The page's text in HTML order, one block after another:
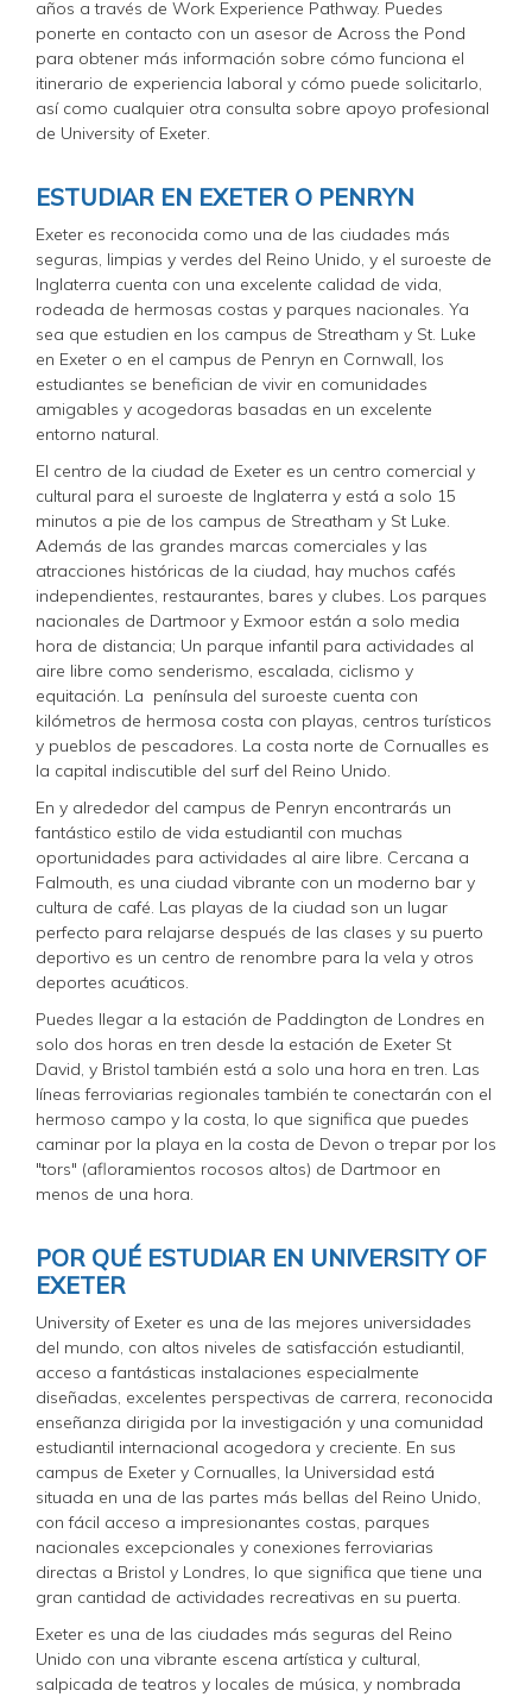
años a través de Work Experience Pathway. Puedes
ponerte en contacto con un asesor de Across the Pond
para obtener más información sobre cómo funciona el
itinerario de experiencia laboral y cómo puede solicitarlo,
así como cualquier otra consulta sobre apoyo profesional
de University of Exeter.
ESTUDIAR EN EXETER O PENRYN
Exeter es reconocida como una de las ciudades más
seguras, limpias y verdes del Reino Unido, y el suroeste de
Inglaterra cuenta con una excelente calidad de vida,
rodeada de hermosas costas y parques nacionales. Ya
sea que estudien en los campus de Streatham y St. Luke
en Exeter o en el campus de Penryn en Cornwall, los
estudiantes se benefician de vivir en comunidades
amigables y acogedoras basadas en un excelente
entorno natural.
El centro de la ciudad de Exeter es un centro comercial y
cultural para el suroeste de Inglaterra y está a solo 15
minutos a pie de los campus de Streatham y St Luke.
Además de las grandes marcas comerciales y las
atracciones históricas de la ciudad, hay muchos cafés
independientes, restaurantes, bares y clubes. Los parques
nacionales de Dartmoor y Exmoor están a solo media
hora de distancia; Un parque infantil para actividades al
aire libre como senderismo, escalada, ciclismo y
equitación. La península del suroeste cuenta con
kilómetros de hermosa costa con playas, centros turísticos
y pueblos de pescadores. La costa norte de Cornualles es
la capital indiscutible del surf del Reino Unido.
En y alrededor del campus de Penryn encontrarás un
fantástico estilo de vida estudiantil con muchas
oportunidades para actividades al aire libre. Cercana a
Falmouth, es una ciudad vibrante con un moderno bar y
cultura de café. Las playas de la ciudad son un lugar
perfecto para relajarse después de las clases y su puerto
deportivo es un centro de renombre para la vela y otros
deportes acuáticos.
Puedes llegar a la estación de Paddington de Londres en
solo dos horas en tren desde la estación de Exeter St
David, y Bristol también está a solo una hora en tren. Las
líneas ferroviarias regionales también te conectarán con el
hermoso campo y la costa, lo que significa que puedes
caminar por la playa en la costa de Devon o trepar por los
"tors" (afloramientos rocosos altos) de Dartmoor en
menos de una hora.
POR QUÉ ESTUDIAR EN UNIVERSITY OF
EXETER
University of Exeter es una de las mejores universidades
del mundo, con altos niveles de satisfacción estudiantil,
acceso a fantásticas instalaciones especialmente
diseñadas, excelentes perspectivas de carrera, reconocida
enseñanza dirigida por la investigación y una comunidad
estudiantil internacional acogedora y creciente. En sus
campus de Exeter y Cornualles, la Universidad está
situada en una de las partes más bellas del Reino Unido,
con fácil acceso a impresionantes costas, parques
nacionales excepcionales y conexiones ferroviarias
directas a Bristol y Londres, lo que significa que tiene una
gran cantidad de actividades recreativas en su puerta.
Exeter es una de las ciudades más seguras del Reino
Unido con una vibrante escena artística y cultural,
salpicada de teatros y locales de música, y nombrada